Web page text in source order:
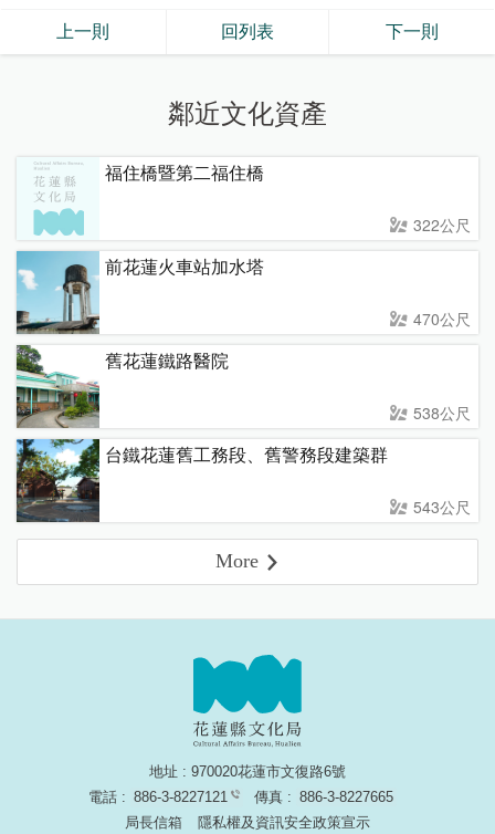
上一則 回列表 下一則
鄰近文化資產
福住橋暨第二福住橋
322公尺
前花蓮火車站加水塔
470公尺
舊花蓮鐵路醫院
538公尺
台鐵花蓮舊工務段、舊警務段建築群
543公尺
More
地址 : 970020花蓮市文復路6號
電話 : 886-3-8227121 傳真 : 886-3-8227665
局長信箱
隱私權及資訊安全政策宣示